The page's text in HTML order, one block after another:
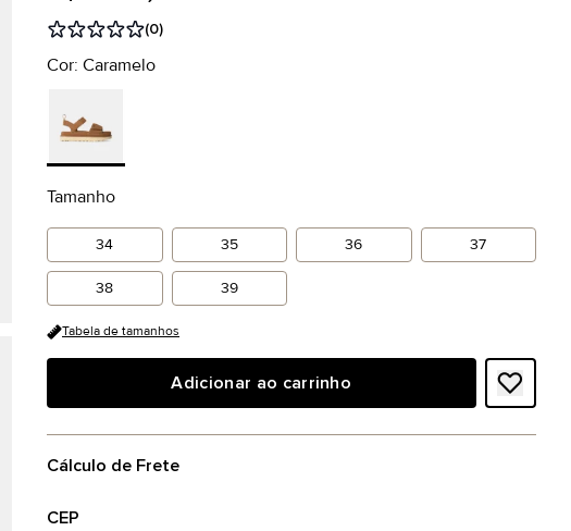
(0)
Cor: Caramelo
Tamanho
34 35 36 37
38 39
Tabela de tamanhos
Adicionar ao carrinho
Cálculo de Frete
CEP